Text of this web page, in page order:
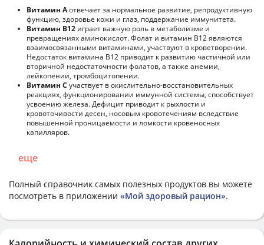
Витамин Аотвечает за нормальное развитие, репродуктивную
функцию, здоровье кожи и глаз, поддержание иммунитета.
Витамин В12 играет важную роль в метаболизме и
превращениях аминокислот. Фолат и витамин В12 являются
взаимосвязанными витаминами, участвуют в кроветворении.
Недостаток витамина В12 приводит к развитию частичной или
вторичной недостаточности фолатов, а также анемии,
лейкопении, тромбоцитопении.
Витамин С участвует в окислительно-восстановительных
реакциях, функционировании иммунной системы, способствует
усвоению железа. Дефицит приводит к рыхлости и
кровоточивости десен, носовым кровотечениям вследствие
повышенной проницаемости и ломкости кровеносных
капилляров.
еще
Полный справочник самых полезных продуктов вы можете
посмотреть в приложении «Мой здоровый рацион».